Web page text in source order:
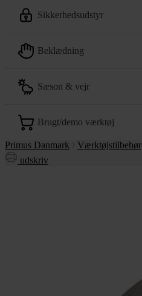
sikkerhedsudstyr
beklædning
sæson & vejr
brugt/demo værktøj
Primus Danmark Værktøjstilbehør
udskriv